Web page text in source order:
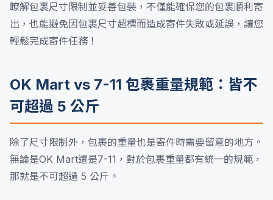
瞭解包裹尺寸限制並妥善包裝，不僅能確保您的包裹順利寄
出，也能避免因包裹尺寸超標而造成寄件失敗或延誤，讓您
輕鬆完成寄件任務！
OK Mart vs 7-11 包裹重量規範：皆不
可超過 5 公斤
除了尺寸限制外，包裹的重量也是寄件時需要留意的地方。
無論是OK Mart還是7-11，對於包裹重量都有統一的規範，
那就是不可超過 5 公斤。